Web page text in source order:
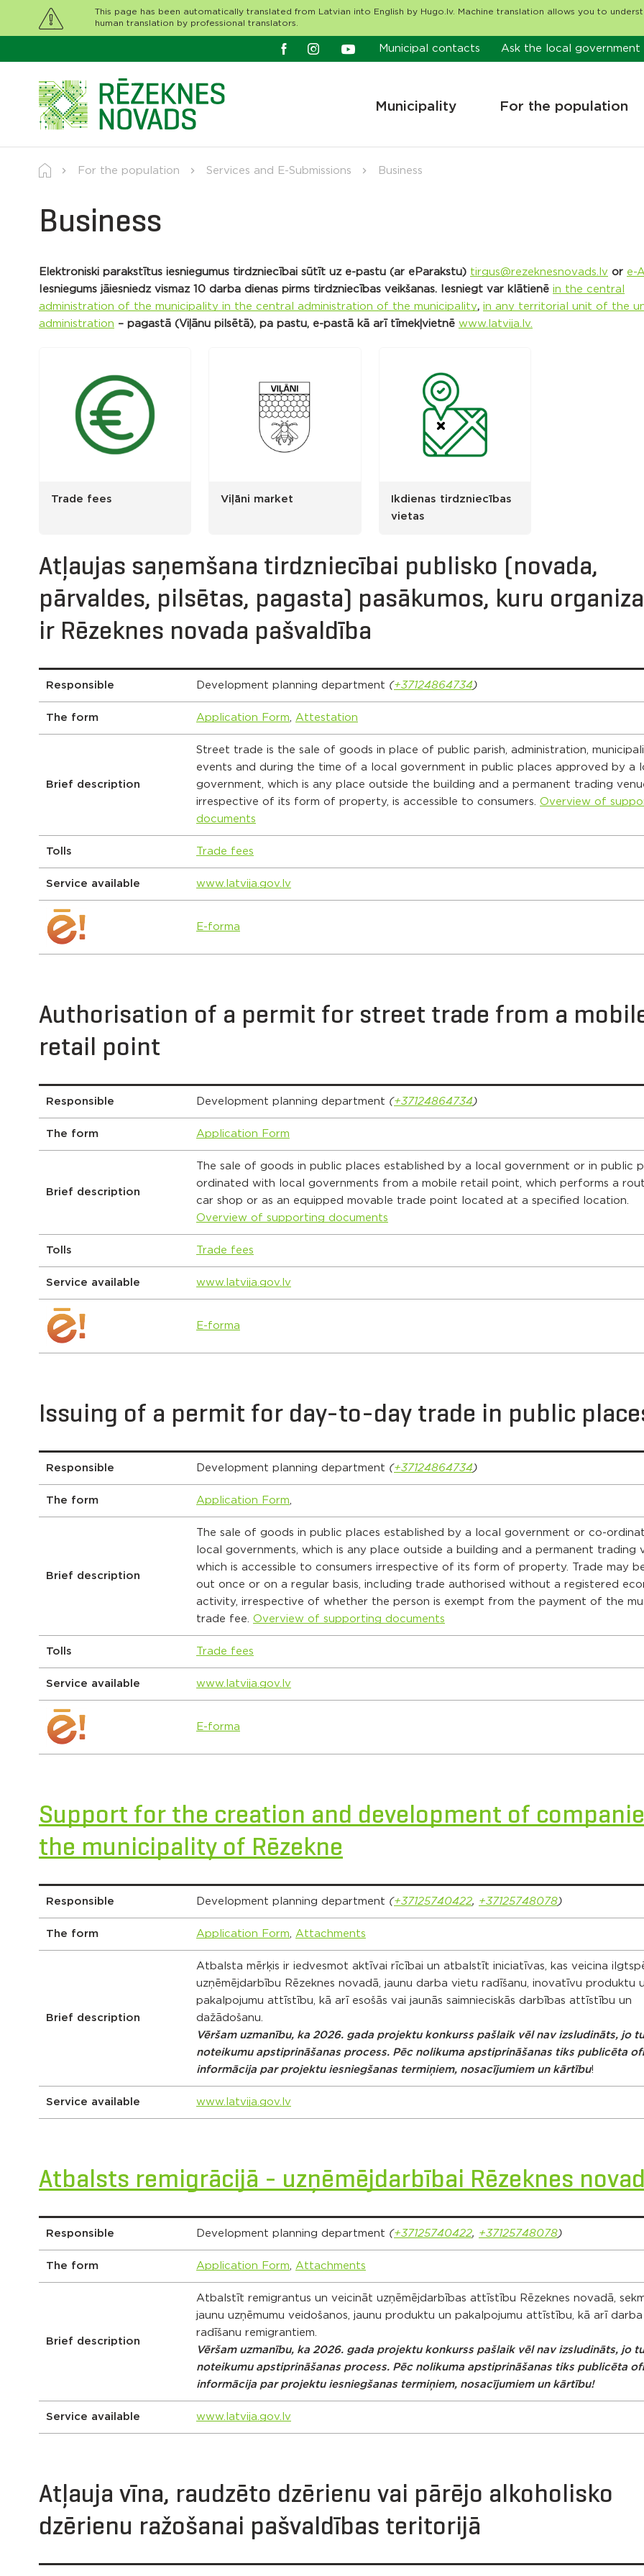
This page has been automatically translated from Latvian into English by Hugo.lv. Machine translation allows you to
human translation by professional translators.
Municipal contacts Ask the local government
Municipality For the population
For the population Services and E-Submissions Business
Business
Elektroniski parakstītus iesniegumus tirdzniecībai sūtīt uz e-pastu (ar eParakstu) tirgus@rezeknesnovads.lv or e-
Iesniegums jāiesniedz vismaz 10 darba dienas pirms tirdzniecības veikšanas. Iesniegt var klātienē in the central
administration of the municipality in the central administration of the municipality, in any territorial unit of the
administration – pagastā (Viļānu pilsētā), pa pastu, e-pastā kā arī tīmekļvietnē www.latvija.lv.
Trade fees Viļāni market
Ikdienas tirdzniecības
vietas
Atļaujas saņemšana tirdzniecībai publisko (novada,
pārvaldes, pilsētas, pagasta) pasākumos, kuru
ir Rēzeknes novada pašvaldība
Responsible Development planning department (+37124864734)
The form Application Form, Attestation
Brief description
Street trade is the sale of goods in place of public parish, administration,
events and during the time of a local government in public places approved by a
government, which is any place outside the building and a permanent trading
irrespective of its form of property, is accessible to consumers. Overview of
documents
Tolls Trade fees
Service available www.latvija.gov.lv
E-forma
Authorisation of a permit for street trade from a
retail point
Responsible Development planning department (+37124864734)
The form Application Form
Brief description
The sale of goods in public places established by a local government or in public
ordinated with local governments from a mobile retail point, which performs a
car shop or as an equipped movable trade point located at a specified location.
Overview of supporting documents
Tolls Trade fees
Service available www.latvija.gov.lv
E-forma
Issuing of a permit for day-to-day trade in public
Responsible Development planning department (+37124864734)
The form Application Form,
Brief description
The sale of goods in public places established by a local government or co-
local governments, which is any place outside a building and a permanent trading
which is accessible to consumers irrespective of its form of property. Trade may
out once or on a regular basis, including trade authorised without a registered
activity, irrespective of whether the person is exempt from the payment of the
trade fee. Overview of supporting documents
Tolls Trade fees
Service available www.latvija.gov.lv
E-forma
Support for the creation and development of
the municipality of Rēzekne
Responsible Development planning department (+37125740422, +37125748078)
The form Application Form, Attachments
Brief description
Atbalsta mērķis ir iedvesmot aktīvai rīcībai un atbalstīt iniciatīvas, kas veicina
uzņēmējdarbību Rēzeknes novadā, jaunu darba vietu radīšanu, inovatīvu produktu
pakalpojumu attīstību, kā arī esošās vai jaunās saimnieciskās darbības attīstību un
dažādošanu.
Vēršam uzmanību, ka 2026. gada projektu konkurss pašlaik vēl nav izsludināts, jo
noteikumu apstiprināšanas process. Pēc nolikuma apstiprināšanas tiks publicēta
informācija par projektu iesniegšanas termiņiem, nosacījumiem un kārtību!
Service available www.latvija.gov.lv
Atbalsts remigrācijā - uzņēmējdarbībai Rēzeknes
Responsible Development planning department (+37125740422, +37125748078)
The form Application Form, Attachments
Brief description
Atbalstīt remigrantus un veicināt uzņēmējdarbības attīstību Rēzeknes novadā,
jaunu uzņēmumu veidošanos, jaunu produktu un pakalpojumu attīstību, kā arī
radīšanu remigrantiem.
Vēršam uzmanību, ka 2026. gada projektu konkurss pašlaik vēl nav izsludināts, jo
noteikumu apstiprināšanas process. Pēc nolikuma apstiprināšanas tiks publicēta
informācija par projektu iesniegšanas termiņiem, nosacījumiem un kārtību!
Service available www.latvija.gov.lv
Atļauja vīna, raudzēto dzērienu vai pārējo alkoholisko
dzērienu ražošanai pašvaldības teritorijā